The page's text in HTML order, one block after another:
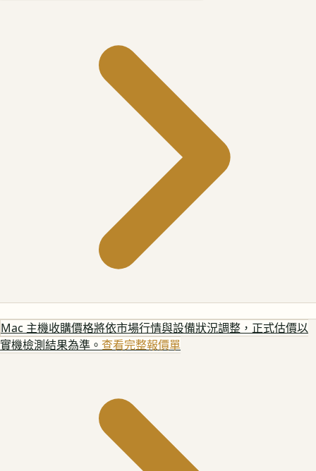
Mac 主機收購價格將依市場行情與設備狀況調整，正式估價以
實機檢測結果為準。 查看完整報價單